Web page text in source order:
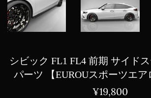
シビック FL1 FL4 前期 サイド
パーツ 【EUROUスポーツエア
通
¥19,800